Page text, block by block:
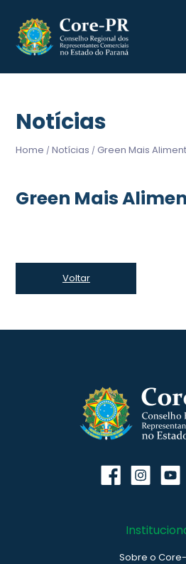
Notícias
Home / Notícias / Green Mais
Green Mais
Voltar
Sobre o Core-